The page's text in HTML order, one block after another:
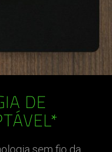
DE
sem fio da